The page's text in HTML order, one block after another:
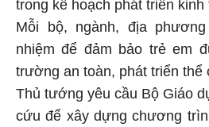
Mỗi bộ, ngành, địa
nhiệm để đảm bảo trẻ em
trường an toàn, phát triển thể
Thủ tướng yêu cầu Bộ Giáo
cứu để xây dựng chương